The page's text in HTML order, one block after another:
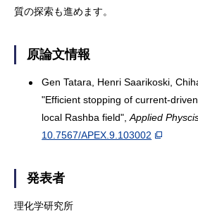
質の探索も進めます。
原論文情報
Gen Tatara, Henri Saarikoski,
"Efficient stopping of current-
local Rashba field",Applied
10.7567/APEX.9.103002
発表者
理化学研究所